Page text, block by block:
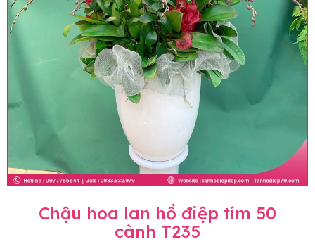
Chậu hoa lan hồ điệp tím 50
cành T235